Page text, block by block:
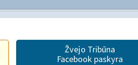
Žvejo Tribūna
Facebook paskyra